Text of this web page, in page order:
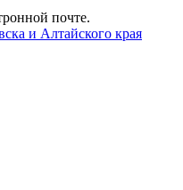
почте.
и Алтайского края